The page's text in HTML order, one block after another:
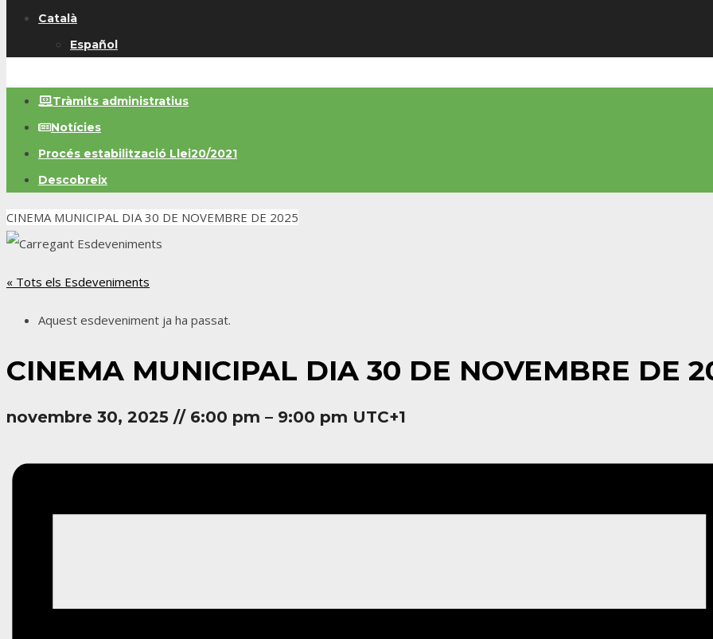
Català
Español
Tràmits administratius
Notícies
Procés estabilització Llei20/2021
Descobreix
CINEMA MUNICIPAL DIA 30 DE NOVEMBRE DE 2025
« Tots els Esdeveniments
Aquest esdeveniment ja ha passat.
CINEMA MUNICIPAL DIA 30 DE NOVEMBRE DE
novembre 30, 2025 // 6:00 pm – 9:00 pm UTC+1